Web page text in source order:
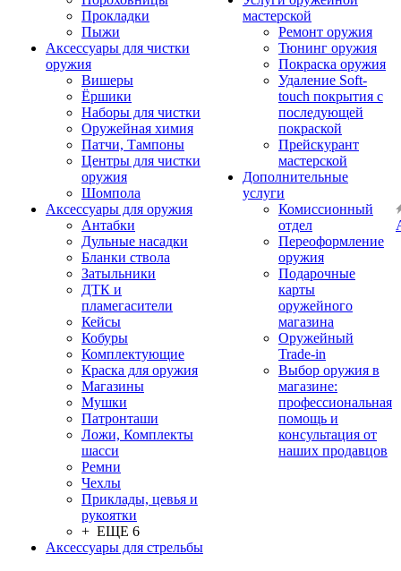
Прокладки
Пыжи
Аксессуары для чистки
оружия
Вишеры
Ёршики
Наборы для чистки
Оружейная химия
Патчи, Тампоны
Центры для чистки
оружия
Шомпола
Аксессуары для оружия
Антабки
Дульные насадки
Бланки ствола
Затыльники
ДТК и
пламегасители
Кейсы
Кобуры
Комплектующие
Краска для оружия
Магазины
Мушки
Патронташи
Ложи, Комплекты
шасси
Ремни
Чехлы
Приклады, цевья и
рукоятки
+ ЕЩЕ 6
Аксессуары для стрельбы
мастерской
Ремонт оружия
Тюнинг оружия
Покраска оружия
Удаление Soft-
touch покрытия с
последующей
покраской
Прейскурант
мастерской
Дополнительные
услуги
Комиссионный
отдел
Переоформление
оружия
Подарочные
карты
оружейного
магазина
Оружейный
Trade-in
Выбор оружия в
магазине:
профессиональная
помощь и
консультация от
наших продавцов